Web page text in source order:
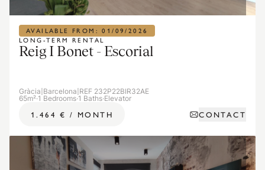
LONG-TERM RENTAL
AVAILABLE FROM: 01/09/2026
Reig I Bonet - Escorial
Gràcia Barcelona REF 232P22BIR32AE
65m²·1 Bedrooms·1 Baths·Elevator
1.464 € / MONTH CONTACT